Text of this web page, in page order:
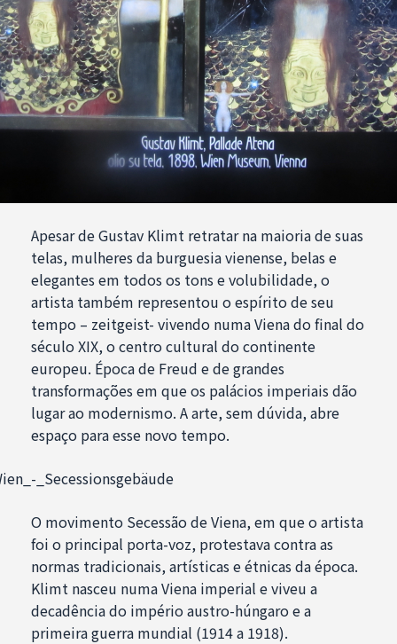
Apesar de Gustav Klimt retratar na maioria de suas
telas, mulheres da burguesia vienense, belas e
elegantes em todos os tons e volubilidade, o
artista também representou o espírito de seu
tempo – zeitgeist- vivendo numa Viena do final do
século XIX, o centro cultural do continente
europeu. Época de Freud e de grandes
transformações em que os palácios imperiais dão
lugar ao modernismo. A arte, sem dúvida, abre
espaço para esse novo tempo.
O movimento Secessão de Viena, em que o artista
foi o principal porta-voz, protestava contra as
normas tradicionais, artísticas e étnicas da época.
Klimt nasceu numa Viena imperial e viveu a
decadência do império austro-húngaro e a
primeira guerra mundial (1914 a 1918).